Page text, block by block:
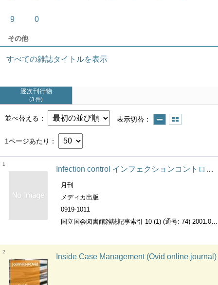
9 0
その他
すべての雑誌タイトルを表示
逐次刊行物
3 件
並べ替える 表示切替
1ページあたり
1
Infection control インフェクションコントロール the Japanese journal of infection control : ICT・ASTのための医療関連感染対策の総合専門誌
月刊
メディカ出版
0919-1011
国立国会図書館雑誌記事索引 10 (1) (通号: 74) 2001.01～
2
Inside Case Management (Ovid online journal)